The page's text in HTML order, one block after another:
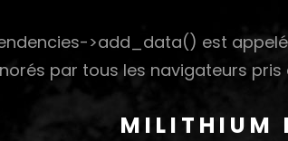
>add_data() est
par tous les navigateurs pris
MILITHIUM